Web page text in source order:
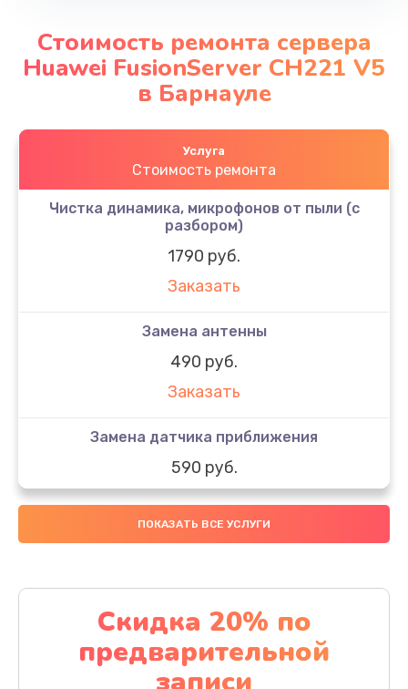
Стоимость ремонта сервера
Huawei FusionServer CH221 V5
в Барнауле
Услуга
Стоимость ремонта
Чистка динамика, микрофонов от пыли (с
разбором)
1790 руб.
Заказать
Замена антенны
490 руб.
Заказать
Замена датчика приближения
590 руб.
Заказать
Замена стекла
Обновление ПО
890 руб.
ПОКАЗАТЬ ВСЕ УСЛУГИ
Скидка 20% по
предварительной